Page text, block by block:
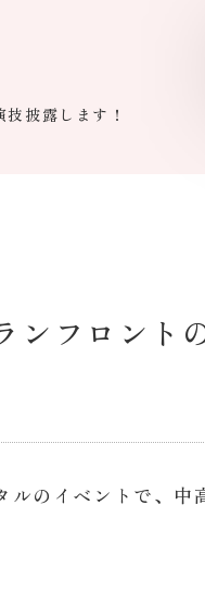
披露します！
フロント
のイベントで、中